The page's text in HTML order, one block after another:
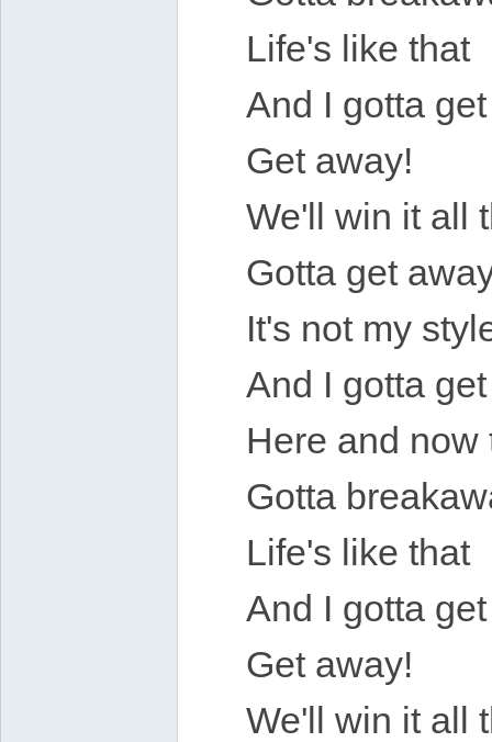
Life's like that
And I gotta
Get away!
We'll win it all
Gotta get
It's not my
And I gotta
Here and now
Gotta
Life's like that
And I gotta
Get away!
We'll win it all